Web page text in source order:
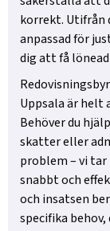
korrekt. Utifrån
anpassad för
dig att få
Uppsala är helt
Behöver du
skatter eller
problem – vi
snabbt och
och insatsen
specifika